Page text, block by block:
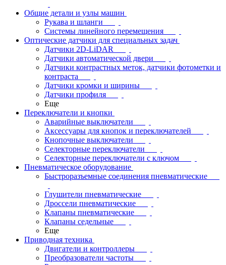
Общие детали и узлы машин
Рукава и шланги
Системы линейного перемещения
Оптические датчики для специальных задач
Датчики 2D-LiDAR
Датчики автоматической двери
Датчики контрастных меток, датчики фотометки и
контраста
Датчики кромки и ширины
Датчики профиля
Еще
Переключатели и кнопки
Аварийные выключатели
Аксессуары для кнопок и переключателей
Кнопочные выключатели
Селекторные переключатели
Селекторные переключатели с ключом
Пневматическое оборудование
Быстроразъемные соединения пневматические
Глушители пневматические
Дроссели пневматические
Клапаны пневматические
Клапаны седельные
Еще
Приводная техника
Двигатели и контроллеры
Преобразователи частоты